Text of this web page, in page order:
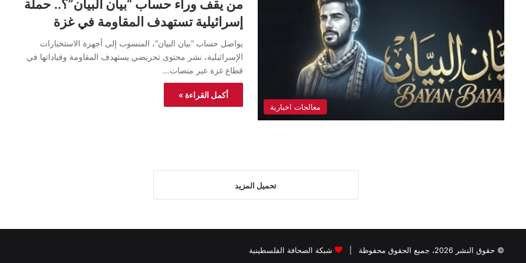
معالجات اخبارية
من يقف وراء حساب “بيان البيان”؟.. حملة
إسرائيلية تستهدف المقاومة في غزة
يواصل حساب “بيان البيان”، المنسوب إلى أجهزة الاستخبارات
الإسرائيلية، نشر محتوى تحريضي يستهدف المقاومة وقياداتها في
قطاع غزة عبر منصات…
أكمل القراءة »
تحميل المزيد
© حقوق النشر 2026، جميع الحقوق محفوظة | شبكة الصحافة الفلسطينية